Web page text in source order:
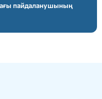
пайдаланушының